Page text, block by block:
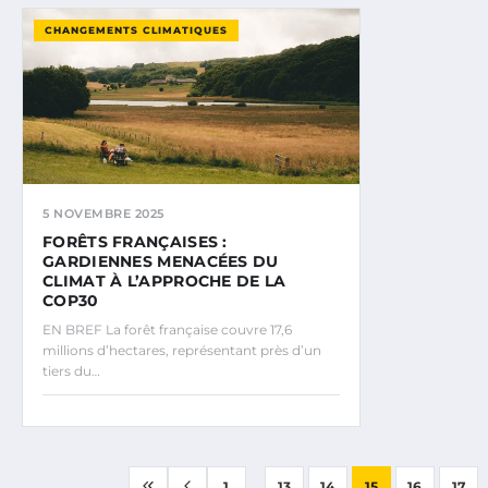
CHANGEMENTS CLIMATIQUES
5 NOVEMBRE 2025
FORÊTS FRANÇAISES :
GARDIENNES MENACÉES DU
CLIMAT À L’APPROCHE DE LA
COP30
EN BREF La forêt française couvre 17,6
millions d’hectares, représentant près d’un
tiers du…